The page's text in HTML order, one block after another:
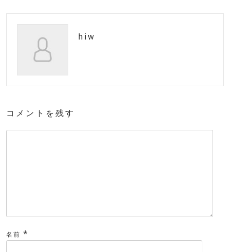
hiw
コメントを残す
名前 *